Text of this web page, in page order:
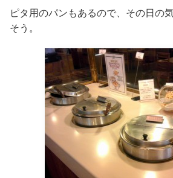
ピタ用のパンもあるので、その日の
そう。